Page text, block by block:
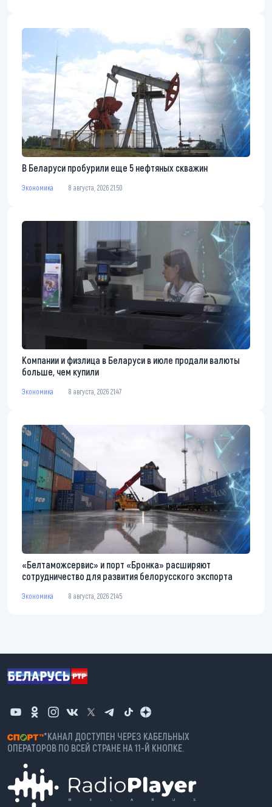
В Беларуси пробурили еще 5 нефтяных скважин
Экономика 8 августа, 2026 21:50
Компании и физлица в Беларуси в июле продали валюты
больше, чем купили
Экономика 8 августа, 2026 21:47
«Белтаможсервис» и порт «Бронка» расширяют
сотрудничество для развития белорусского экспорта
Экономика 8 августа, 2026 21:45
*КАНАЛ ДОСТУПЕН ЧЕРЕЗ КАБЕЛЬНЫХ
ОПЕРАТОРОВ ПО ВСЕЙ СТРАНЕ НА 11-Й КНОПКЕ.